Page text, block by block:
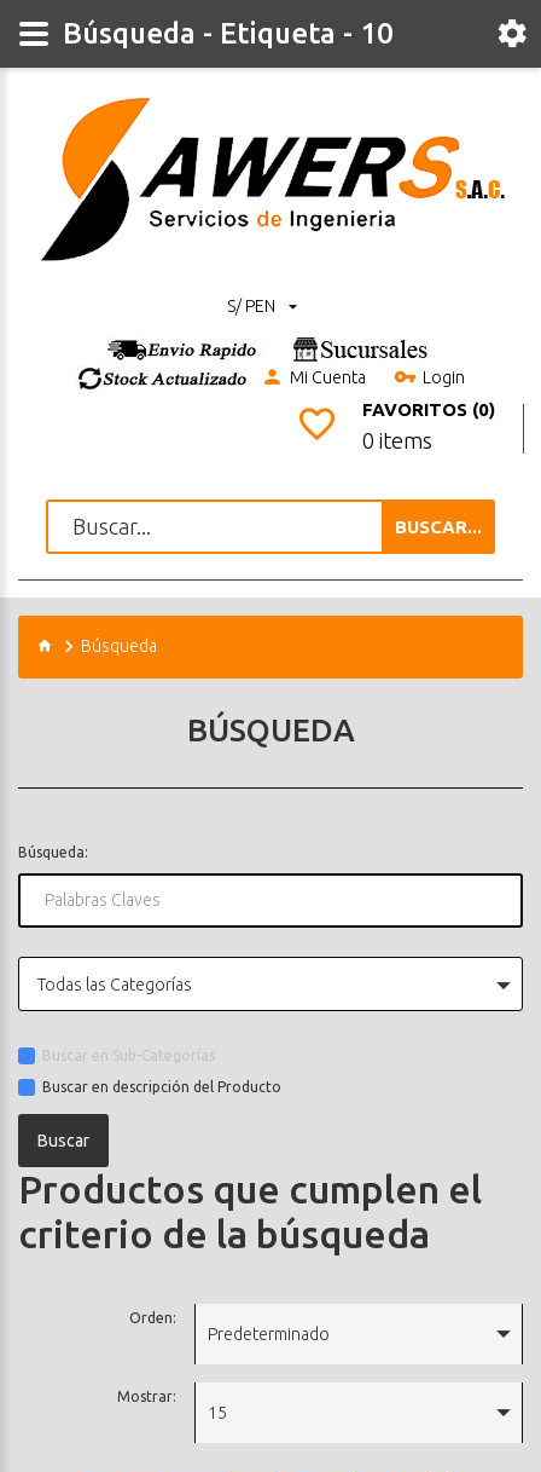
S/ PEN
Mi Cuenta Login
FAVORITOS (0)
0 items
BUSCAR...
Búsqueda
BÚSQUEDA
Búsqueda:
Todas las Categorías
Buscar en Sub-Categorías
Buscar en descripción del Producto
Productos que cumplen el
criterio de la búsqueda
Orden:
Predeterminado
Mostrar:
15
Búsqueda - Etiqueta - 10